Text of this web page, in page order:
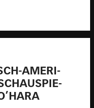
AME­RI­